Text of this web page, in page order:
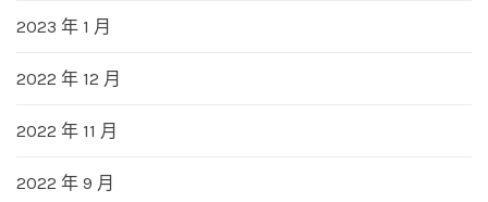
2023 年 1 月
2022 年 12 月
2022 年 11 月
2022 年 9 月